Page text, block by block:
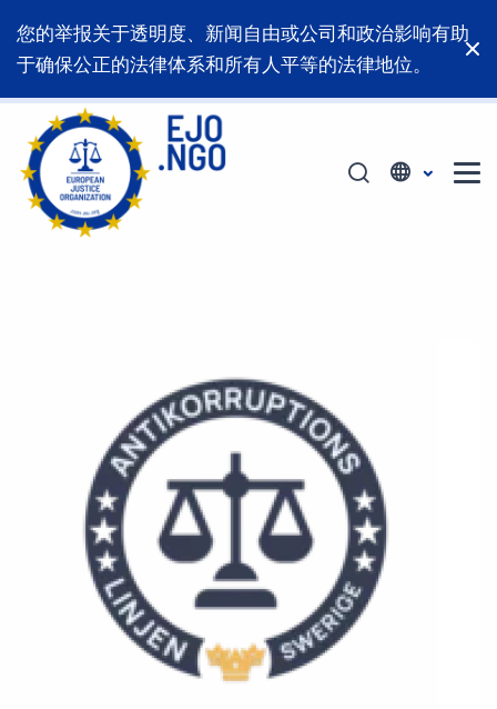
您的举报关于透明度、新闻自由或公司和政治影响有助
于确保公正的法律体系和所有人平等的法律地位。